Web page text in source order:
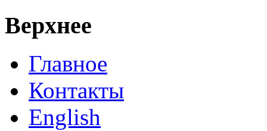
Верхнее
Главное
Контакты
English